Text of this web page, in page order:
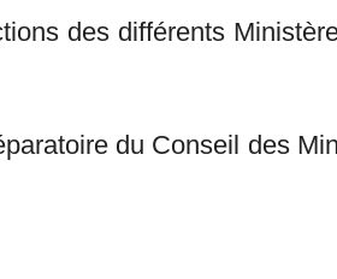
des différents
du Conseil des